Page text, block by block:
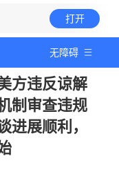
打开
无障碍
方违反谅解
制审查违规
进展顺利，